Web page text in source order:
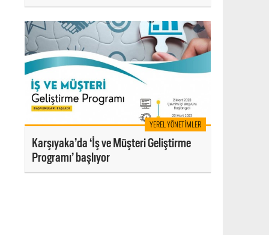
YEREL YÖNETIMLER
Karşıyaka’da ‘İş ve Müşteri Geliştirme
Programı’ başlıyor